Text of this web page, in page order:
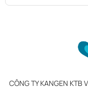
CÔNG TY KANGEN KTB